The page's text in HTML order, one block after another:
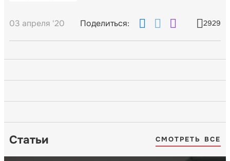
03 апреля '20 Поделиться: 2929
Статьи СМОТРЕТЬ ВСЕ